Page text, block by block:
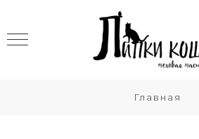
Главная